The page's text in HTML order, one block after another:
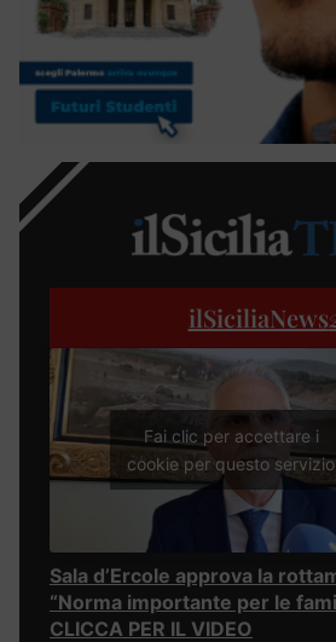
ilSiciliaNews
Fai clic per accettare i
cookie per questo servizio
Sala d’Ercole approva la
“Norma importante per le
CLICCA PER IL VIDEO